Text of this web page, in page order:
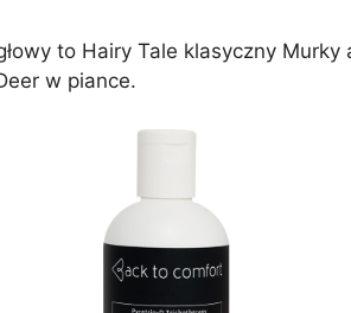
to Hairy Tale klasyczny
w piance.